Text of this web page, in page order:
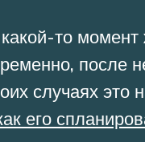
то
после
случаях
его